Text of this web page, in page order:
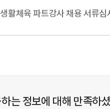
활체육 파트강사 채용 서류심
는 정보에 대해 만족하